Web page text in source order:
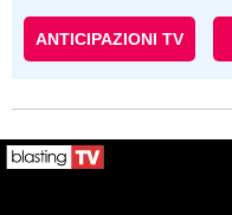
ANTICIPAZIONI TV